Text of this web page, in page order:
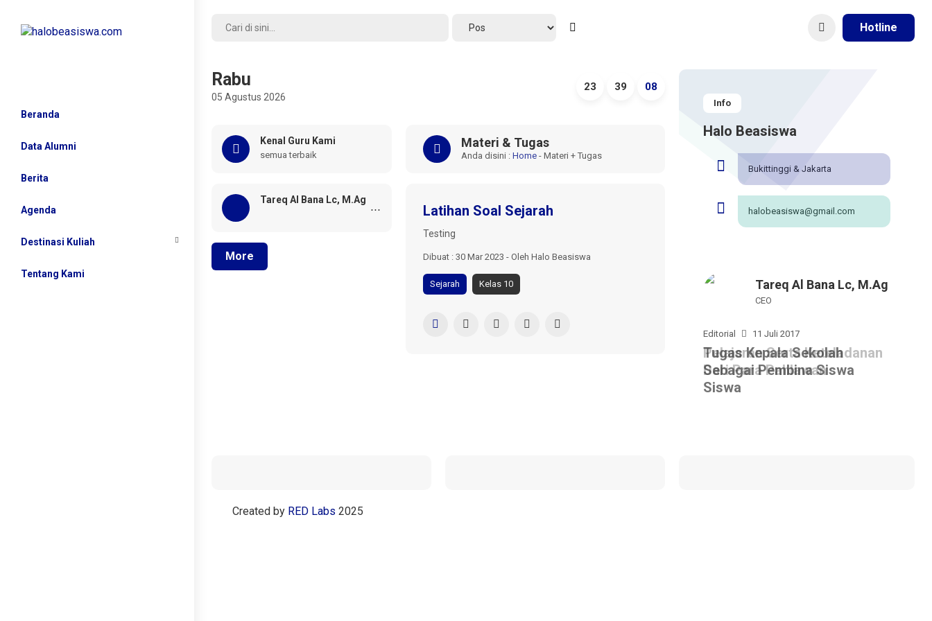
Beranda
Data Alumni
Berita
Agenda
Destinasi Kuliah
China 🇨🇳
Tentang Kami
Hotline
Rabu
05 Agustus 2026
23 39 08
Materi & Tugas
Anda disini : Home - Materi + Tugas
Latihan Soal Sejarah
Testing
Dibuat : 30 Mar 2023 - Oleh Halo Beasiswa
Sejarah Kelas 10
Kenal Guru Kami
semua terbaik
Tareq Al Bana Lc, M.Ag ...
More
Info
Halo Beasiswa
Bukittinggi & Jakarta
halobeasiswa@gmail.com
Tareq Al Bana Lc, M.Ag
CEO
Editorial 11 Juli 2017
Pelajaran Serta Keteladanan
Dari Para Pahlawan
Editorial 11 Juli 2017
Tugas Kepala Sekolah
Sebagai Pembina Siswa
Siswa
Membentuk Karakter Siswa
Di Sekolah
Created by RED Labs 2025